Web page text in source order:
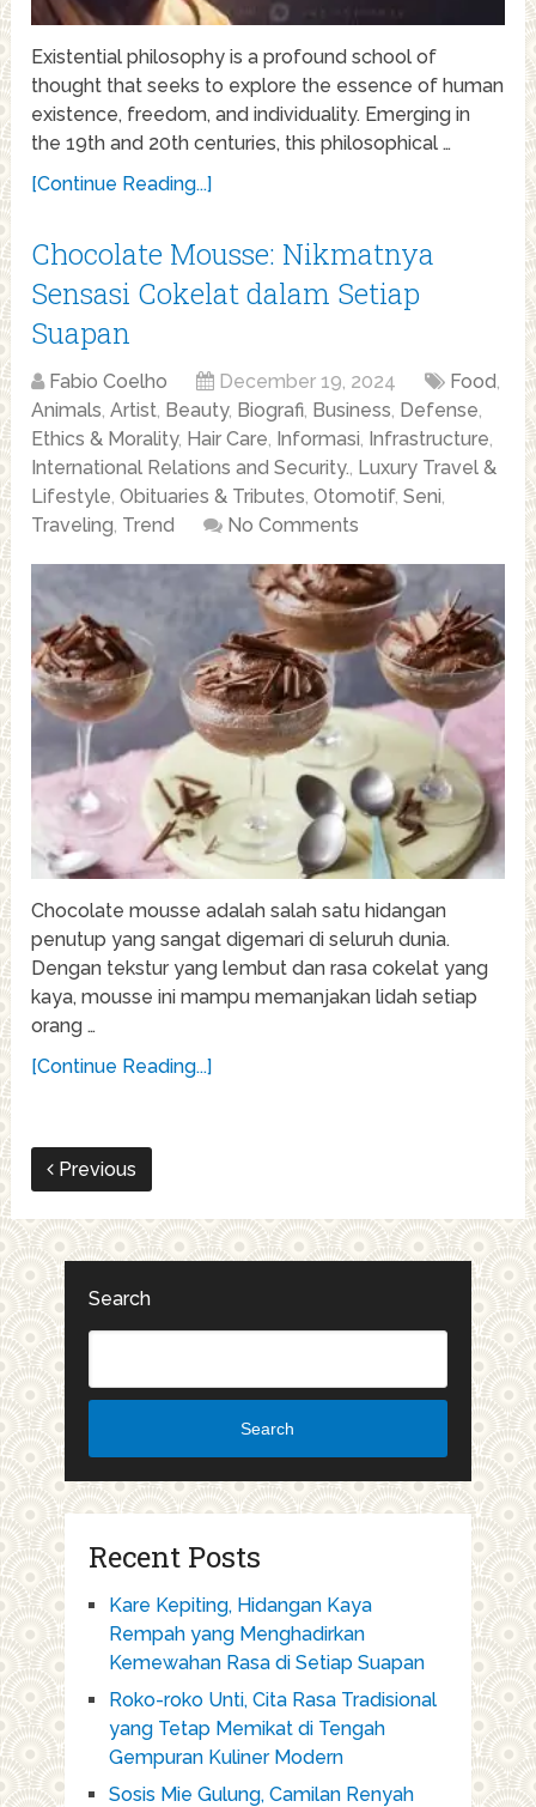
Existential philosophy is a profound school of
thought that seeks to explore the essence of human
existence, freedom, and individuality. Emerging in
the 19th and 20th centuries, this philosophical …
[Continue Reading...]
Chocolate Mousse: Nikmatnya
Sensasi Cokelat dalam Setiap
Suapan
Fabio Coelho December 19, 2024 Food,
Animals,Artist, Beauty, Biografi, Business, Defense,
Ethics & Morality, Hair Care, Informasi, Infrastructure,
International Relations and Security., Luxury Travel &
Lifestyle,Obituaries & Tributes,Otomotif,Seni,
Traveling, Trend No Comments
Chocolate mousse adalah salah satu hidangan
penutup yang sangat digemari di seluruh dunia.
Dengan tekstur yang lembut dan rasa cokelat yang
kaya, mousse ini mampu memanjakan lidah setiap
orang …
[Continue Reading...]
Previous
Search
Search
Recent Posts
Kare Kepiting, Hidangan Kaya
Rempah yang Menghadirkan
Kemewahan Rasa di Setiap Suapan
Roko-roko Unti, Cita Rasa Tradisional
yang Tetap Memikat di Tengah
Gempuran Kuliner Modern
Sosis Mie Gulung, Camilan Renyah